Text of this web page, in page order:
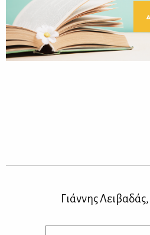
Γιάννης Λειβαδάς,